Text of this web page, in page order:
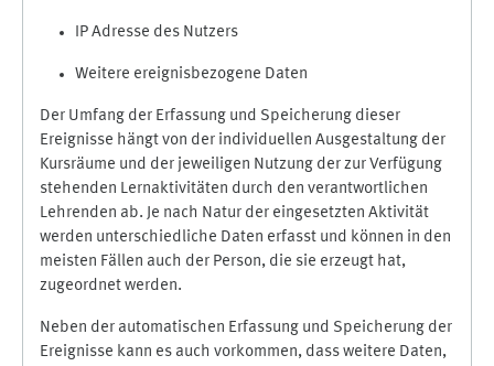
IP Adresse des Nutzers
Weitere ereignisbezogene Daten
Der Umfang der Erfassung und Speicherung dieser
Ereignisse hängt von der individuellen Ausgestaltung der
Kursräume und der jeweiligen Nutzung der zur Verfügung
stehenden Lernaktivitäten durch den verantwortlichen
Lehrenden ab. Je nach Natur der eingesetzten Aktivität
werden unterschiedliche Daten erfasst und können in den
meisten Fällen auch der Person, die sie erzeugt hat,
zugeordnet werden.
Neben der automatischen Erfassung und Speicherung der
Ereignisse kann es auch vorkommen, dass weitere Daten,